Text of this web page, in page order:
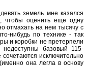
земель мне казался
чтобы оценить еще одну
отмахать на нем тысячу с
нибудь по технике - так
и коробки не претерпели
базовый 115-
исключительно
она легла в основу